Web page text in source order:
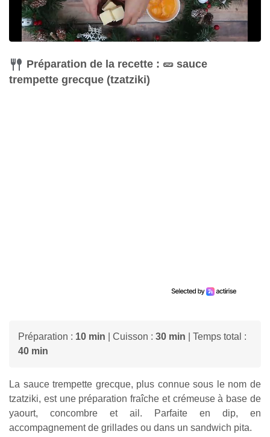
Préparation de la recette : 🥒 sauce
trempette grecque (tzatziki)
Préparation : 10 min | Cuisson : 30 min | Temps total :
40 min
La sauce trempette grecque, plus connue sous le nom de
tzatziki, est une préparation fraîche et crémeuse à base de
yaourt, concombre et ail. Parfaite en dip, en
accompagnement de grillades ou dans un sandwich pita.